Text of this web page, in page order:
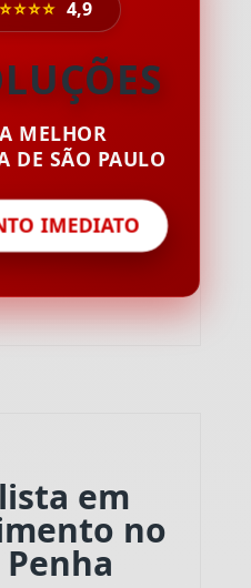
4,9
MELHOR
DE SÃO PAULO
IMEDIATO
em
no